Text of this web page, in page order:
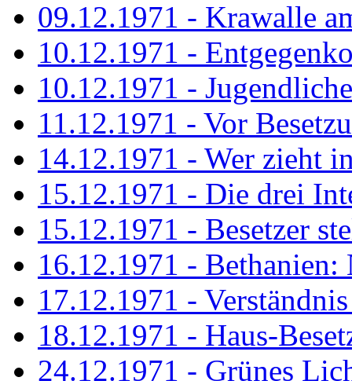
09.12.1971 - Krawalle
10.12.1971 -
10.12.1971 -
11.12.1971 - Vor
14.12.1971 - Wer zieht
15.12.1971 - Die drei
15.12.1971 - Besetzer
16.12.1971 - Bethanien:
17.12.1971 -
18.12.1971 - Haus-
24.12.1971 - Grünes